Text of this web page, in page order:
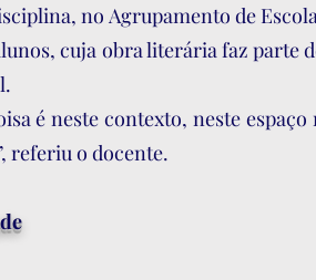
no Agrupamento de
cuja obra literária faz parte
é neste contexto, neste
referiu o docente.